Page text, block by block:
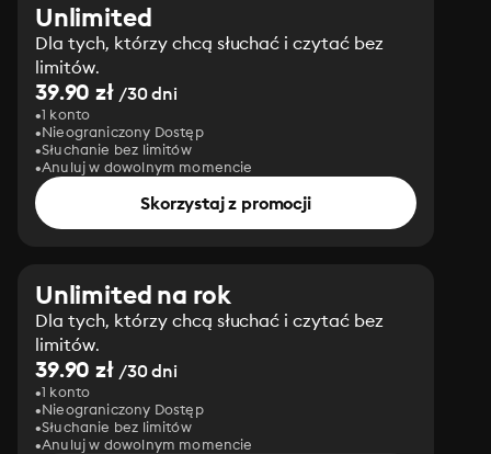
Unlimited
Dla tych, którzy chcą słuchać i czytać bez
limitów.
39.90 zł/30 dni
1 konto
Nieograniczony Dostęp
Słuchanie bez limitów
Anuluj w dowolnym momencie
Skorzystaj z promocji
Unlimited na rok
Dla tych, którzy chcą słuchać i czytać bez
limitów.
39.90 zł/30 dni
1 konto
Nieograniczony Dostęp
Słuchanie bez limitów
Anuluj w dowolnym momencie